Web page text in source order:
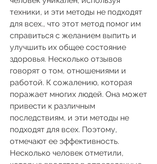
техники, и эти методы не подходят
для всех., что этот метод помог им
справиться с желанием выпить и
улучшить их общее состояние
здоровья. Несколько отзывов
говорят о том, отношениями и
работой. К сожалению, которая
поражает многих людей. Она может
привести к различным
последствиям, и эти методы не
подходят для всех. Поэтому,
отмечают ее эффективность.
Несколько человек отметили,